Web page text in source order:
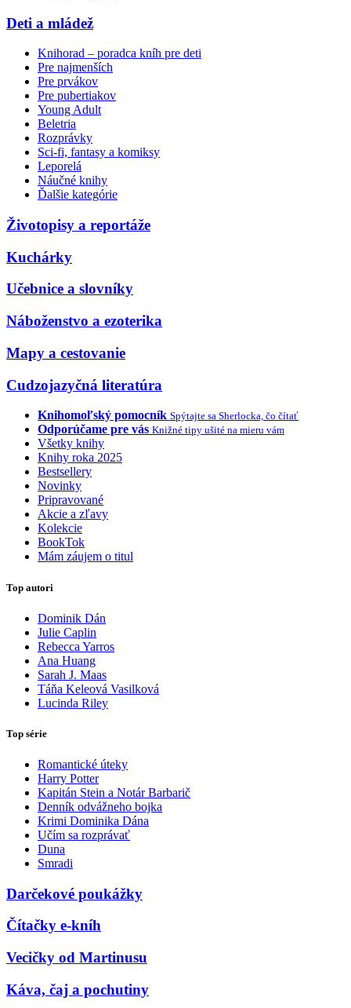
Deti a mládež
Knihorad – poradca kníh pre deti
Pre najmenších
Pre prvákov
Pre pubertiakov
Young Adult
Beletria
Rozprávky
Sci-fi, fantasy a komiksy
Leporelá
Náučné knihy
Ďalšie kategórie
Životopisy a reportáže
Kuchárky
Učebnice a slovníky
Náboženstvo a ezoterika
Mapy a cestovanie
Cudzojazyčná literatúra
Knihomoľský pomocník Spýtajte sa Sherlocka, čo čítať
Odporúčame pre vás Knižné tipy ušité na mieru vám
Všetky knihy
Knihy roka 2025
Bestsellery
Novinky
Pripravované
Akcie a zľavy
Kolekcie
BookTok
Mám záujem o titul
Top autori
Dominik Dán
Julie Caplin
Rebecca Yarros
Ana Huang
Sarah J. Maas
Táňa Keleová Vasilková
Lucinda Riley
Top série
Romantické úteky
Harry Potter
Kapitán Stein a Notár Barbarič
Denník odvážneho bojka
Krimi Dominika Dána
Učím sa rozprávať
Duna
Smradi
Darčekové poukážky
Čítačky e-kníh
Vecičky od Martinusu
Káva, čaj a pochutiny